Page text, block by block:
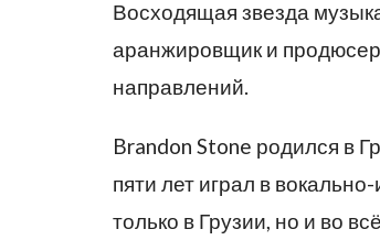
Восходящая звезда
аранжировщик и
направлений.
Brandon Stone родился в
пяти лет играл в
только в Грузии, но и во